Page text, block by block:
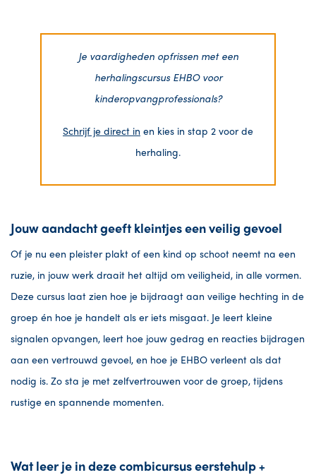
Je vaardigheden opfrissen met een
herhalingscursus EHBO voor
kinderopvangprofessionals?
Schrijf je direct in en kies in stap 2 voor de
herhaling.
Jouw aandacht geeft kleintjes een veilig gevoel
Of je nu een pleister plakt of een kind op schoot neemt na een
ruzie, in jouw werk draait het altijd om veiligheid, in alle vormen.
Deze cursus laat zien hoe je bijdraagt aan veilige hechting in de
groep én hoe je handelt als er iets misgaat. Je leert kleine
signalen opvangen, leert hoe jouw gedrag en reacties bijdragen
aan een vertrouwd gevoel, en hoe je EHBO verleent als dat
nodig is. Zo sta je met zelfvertrouwen voor de groep, tijdens
rustige en spannende momenten.
Wat leer je in deze combicursus eerstehulp +